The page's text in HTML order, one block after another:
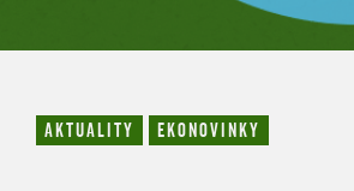
AKTUALITY EKONOVINKY